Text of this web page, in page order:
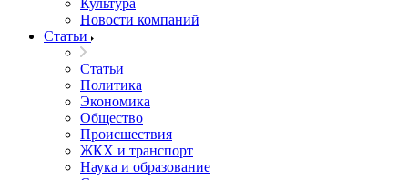
Культура
Новости компаний
Статьи
Статьи
Политика
Экономика
Общество
Происшествия
ЖКХ и транспорт
Наука и образование